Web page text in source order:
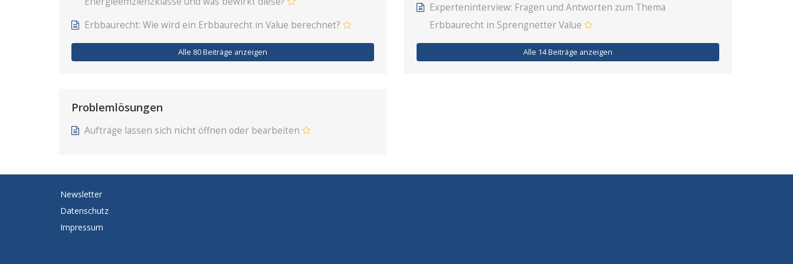
Erbbaurecht: Wie wird ein Erbbaurecht in Value berechnet?
Alle 80 Beiträge anzeigen
Experteninterview: Fragen und Antworten zum Thema
Erbbaurecht in Sprengnetter Value
Alle 14 Beiträge anzeigen
Problemlösungen
Aufträge lassen sich nicht öffnen oder bearbeiten
Newsletter
Datenschutz
Impressum